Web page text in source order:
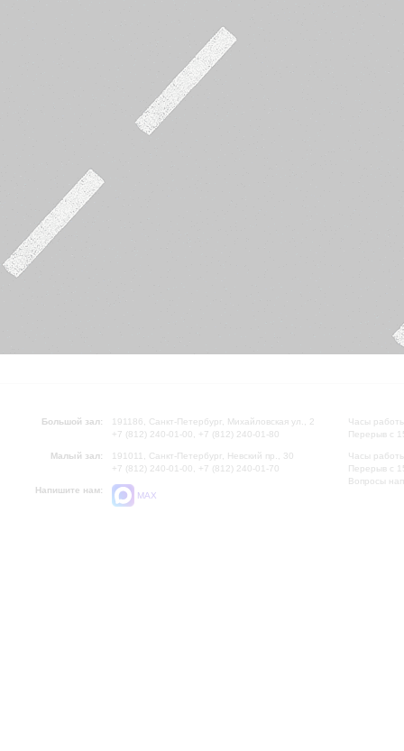
Большой зал:
191186, Санкт-Петербург, Михайловская ул., 2
+7 (812) 240-01-00, +7 (812) 240-01-80
Малый зал:
191011, Санкт-Петербург, Невский пр., 30
+7 (812) 240-01-00, +7 (812) 240-01-70
Напишите нам:
MAX
Часы
Перерыв с
Часы
Перерыв с
Вопросы